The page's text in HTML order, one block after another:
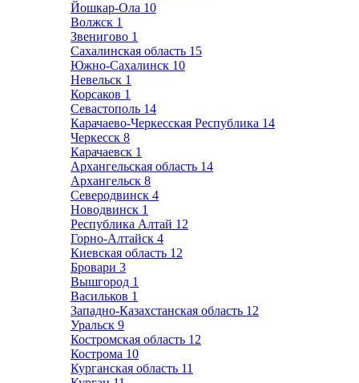
Йошкар-Ола 10
Волжск 1
Звенигово 1
Сахалинская область 15
Южно-Сахалинск 10
Невельск 1
Корсаков 1
Севастополь 14
Карачаево-Черкесская Республика 14
Черкесск 8
Карачаевск 1
Архангельская область 14
Архангельск 8
Северодвинск 4
Новодвинск 1
Республика Алтай 12
Горно-Алтайск 4
Киевская область 12
Бровари 3
Вышгород 1
Васильков 1
Западно-Казахстанская область 12
Уральск 9
Костромская область 12
Кострома 10
Курганская область 11